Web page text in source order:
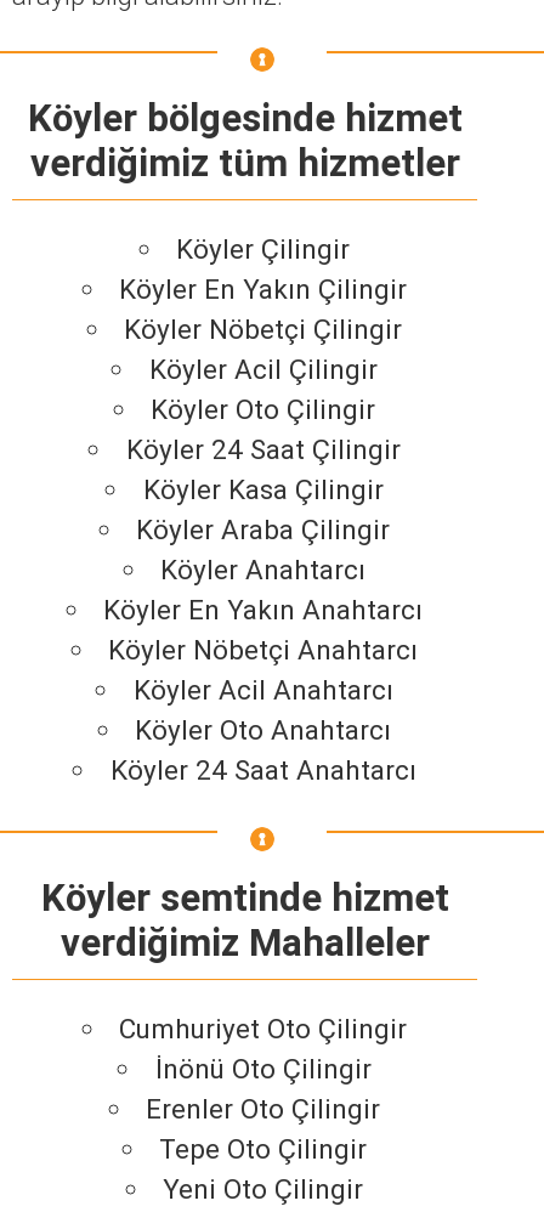
Köyler bölgesinde hizmet
verdiğimiz tüm hizmetler
Köyler Çilingir
Köyler En Yakın Çilingir
Köyler Nöbetçi Çilingir
Köyler Acil Çilingir
Köyler Oto Çilingir
Köyler 24 Saat Çilingir
Köyler Kasa Çilingir
Köyler Araba Çilingir
Köyler Anahtarcı
Köyler En Yakın Anahtarcı
Köyler Nöbetçi Anahtarcı
Köyler Acil Anahtarcı
Köyler Oto Anahtarcı
Köyler 24 Saat Anahtarcı
Köyler semtinde hizmet
verdiğimiz Mahalleler
Cumhuriyet Oto Çilingir
İnönü Oto Çilingir
Erenler Oto Çilingir
Tepe Oto Çilingir
Yeni Oto Çilingir